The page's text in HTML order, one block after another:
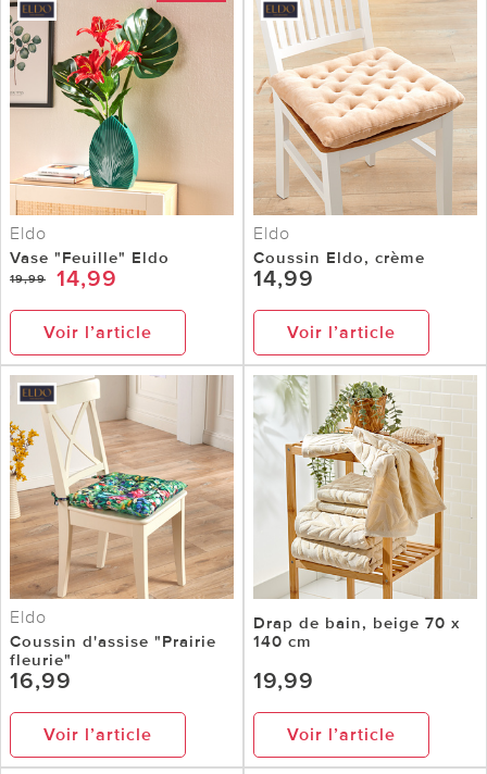
Eldo
Vase "Feuille" Eldo
19,99 14,99
Voir l’article
Eldo
Coussin Eldo, crème
14,99
Voir l’article
Eldo
Coussin d'assise "Prairie
fleurie"
16,99
Voir l’article
Drap de bain, beige 70 x
140 cm
19,99
Voir l’article